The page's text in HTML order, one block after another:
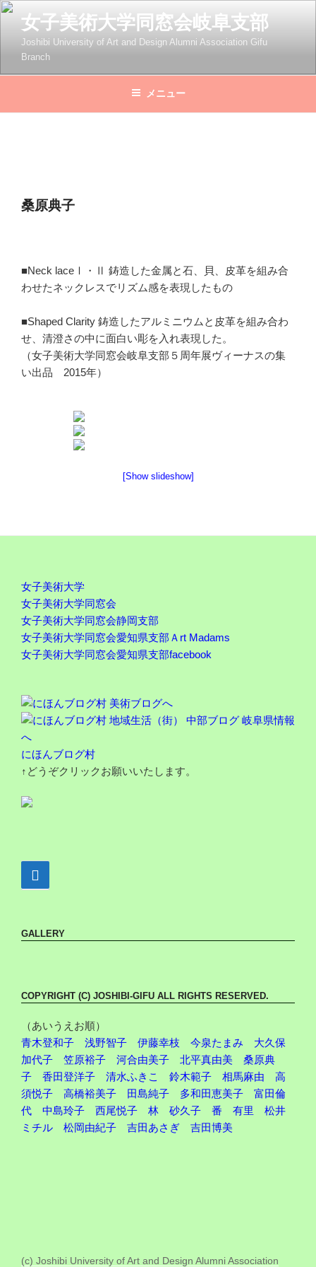
コ
ツ
女子美術大学同窓会岐阜支部
Joshibi University of Art and Design Alumni Association Gifu
Branch
メニュー
桑原典子
■Neck laceⅠ・Ⅱ 鋳造した金属と石、貝、皮革を組み合
わせたネックレスでリズム感を表現したもの
■Shaped Clarity 鋳造したアルミニウムと皮革を組み合わ
せ、清澄さの中に面白い彫を入れ表現した。
（女子美術大学同窓会岐阜支部５周年展ヴィーナスの集
い出品 2015年）
[Show slideshow]
女子美術大学
女子美術大学同窓会
女子美術大学同窓会静岡支部
女子美術大学同窓会愛知県支部Ａrt Madams
女子美術大学同窓会愛知県支部facebook
にほんブログ村
↑どうぞクリックお願いいたします。
GALLERY
COPYRIGHT (C) JOSHIBI-GIFU ALL RIGHTS RESERVED.
（あいうえお順）
青木登和子
浅野智子 伊藤幸枝 今泉たまみ
大久保
加代子
笠原裕子 河合由美子 北平真由美
桑原典
子
香田登洋子 清水ふきこ 鈴木範子 相馬麻由
高
須悦子
高橋裕美子 田島純子 多和田恵美子
富田倫
代
中島玲子 西尾悦子 林 砂久子 番 有里
松井
ミチル
松岡由紀子 吉田あさぎ 吉田博美
(c) Joshibi University of Art and Design Alumni Association